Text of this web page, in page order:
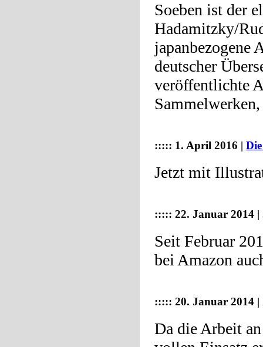
Soeben ist der
Hadamitzky/
japanbezogene
deutscher
veröffentlichte
::::: 1. April 2016 |
Jetzt mit
::::: 22. Januar 2014
Seit Februar
bei Amazon
::::: 20. Januar 2014
Da die Arbeit